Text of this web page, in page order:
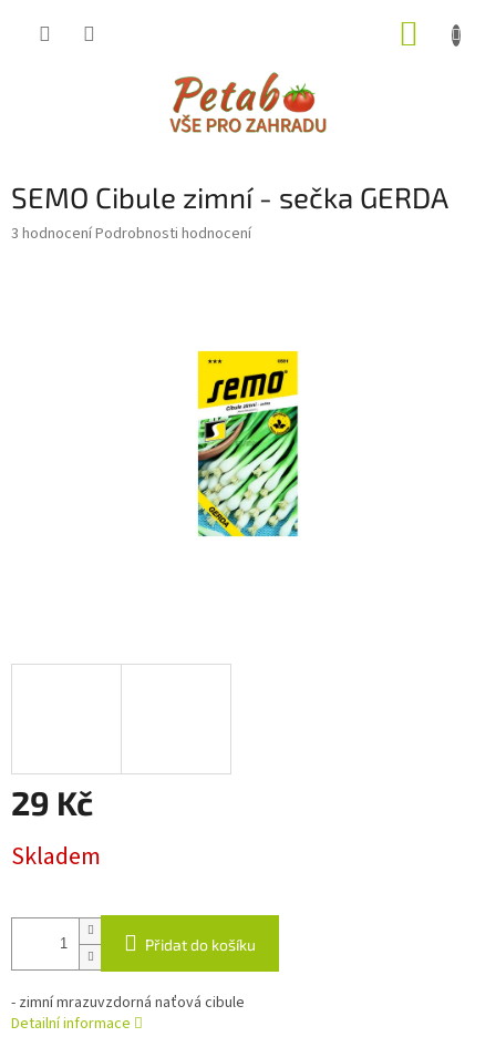
SEMO Cibule zimní - sečka GERDA
Průměrné
3 hodnoceníPodrobnosti hodnocení
29 Kč
cena:
Skladem
Přidat do košíku
- zimní mrazuvzdorná naťová cibule
Detailní informace